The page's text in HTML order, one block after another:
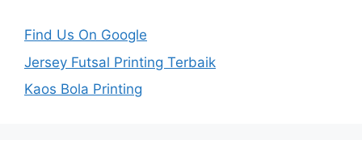
Find Us On Google
Jersey Futsal Printing Terbaik
Kaos Bola Printing